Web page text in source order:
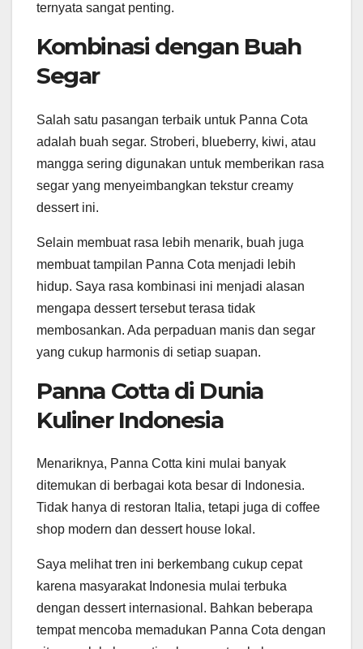
ternyata sangat penting.
Kombinasi dengan Buah
Segar
Salah satu pasangan terbaik untuk Panna Cota
adalah buah segar. Stroberi, blueberry, kiwi, atau
mangga sering digunakan untuk memberikan rasa
segar yang menyeimbangkan tekstur creamy
dessert ini.
Selain membuat rasa lebih menarik, buah juga
membuat tampilan Panna Cota menjadi lebih
hidup. Saya rasa kombinasi ini menjadi alasan
mengapa dessert tersebut terasa tidak
membosankan. Ada perpaduan manis dan segar
yang cukup harmonis di setiap suapan.
Panna Cotta di Dunia
Kuliner Indonesia
Menariknya, Panna Cotta kini mulai banyak
ditemukan di berbagai kota besar di Indonesia.
Tidak hanya di restoran Italia, tetapi juga di coffee
shop modern dan dessert house lokal.
Saya melihat tren ini berkembang cukup cepat
karena masyarakat Indonesia mulai terbuka
dengan dessert internasional. Bahkan beberapa
tempat mencoba memadukan Panna Cota dengan